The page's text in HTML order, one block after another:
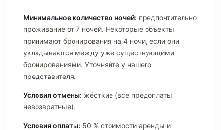
Минимальное количество ночей: предпочтительно
проживание от 7 ночей. Некоторые объекты
принимают бронирования на 4 ночи, если они
укладываются между уже существующими
бронированиями. Уточняйте у нашего
представителя.
Условия отмены: жёсткие (все предоплаты
невозвратные).
Условия оплаты: 50 % стоимости аренды и